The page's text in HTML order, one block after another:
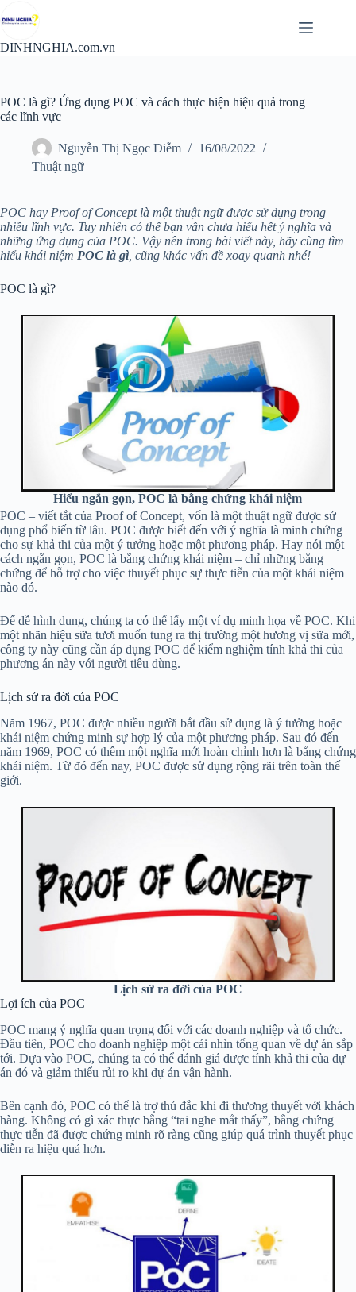
đến
nội
DINHNGHIA.com.vn
POC là gì? Ứng dụng POC và cách thực hiện hiệu quả trong
các lĩnh vực
Nguyễn Thị Ngọc Diễm
16/08/2022
Thuật ngữ
POC hay Proof of Concept là một thuật ngữ được sử dụng trong
nhiều lĩnh vực. Tuy nhiên có thể bạn vẫn chưa hiểu hết ý nghĩa và
những ứng dụng của POC. Vậy nên trong bài viết này, hãy cùng tìm
hiểu khái niệm POC là gì , cũng khác vấn đề xoay quanh nhé!
POC là gì?
Hiểu ngắn gọn, POC là bằng chứng khái niệm
POC – viết tắt của Proof of Concept, vốn là một thuật ngữ được sử
dụng phổ biến từ lâu. POC được biết đến với ý nghĩa là minh chứng
cho sự khả thi của một ý tưởng hoặc một phương pháp. Hay nói một
cách ngắn gọn, POC là bằng chứng khái niệm – chỉ những bằng
chứng để hỗ trợ cho việc thuyết phục sự thực tiễn của một khái niệm
nào đó.
Để dễ hình dung, chúng ta có thể lấy một ví dụ minh họa về POC. Khi
một nhãn hiệu sữa tươi muốn tung ra thị trường một hương vị sữa mới,
công ty này cũng cần áp dụng POC để kiểm nghiệm tính khả thi của
phương án này với người tiêu dùng.
Lịch sử ra đời của POC
Năm 1967, POC được nhiều người bắt đầu sử dụng là ý tưởng hoặc
khái niệm chứng minh sự hợp lý của một phương pháp. Sau đó đến
năm 1969, POC có thêm một nghĩa mới hoàn chỉnh hơn là bằng chứng
khái niệm. Từ đó đến nay, POC được sử dụng rộng rãi trên toàn thế
giới.
Lịch sử ra đời của POC
Lợi ích của POC
POC mang ý nghĩa quan trọng đối với các doanh nghiệp và tổ chức.
Đầu tiên, POC cho doanh nghiệp một cái nhìn tổng quan về dự án sắp
tới. Dựa vào POC, chúng ta có thể đánh giá được tính khả thi của dự
án đó và giảm thiểu rủi ro khi dự án vận hành.
Bên cạnh đó, POC có thể là trợ thủ đắc khi đi thương thuyết với khách
hàng. Không có gì xác thực bằng “tai nghe mắt thấy”, bằng chứng
thực tiễn đã được chứng minh rõ ràng cũng giúp quá trình thuyết phục
diễn ra hiệu quả hơn.